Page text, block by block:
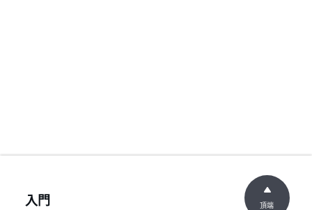
入門 頂端